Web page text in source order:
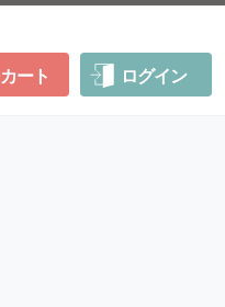
カート ログイン